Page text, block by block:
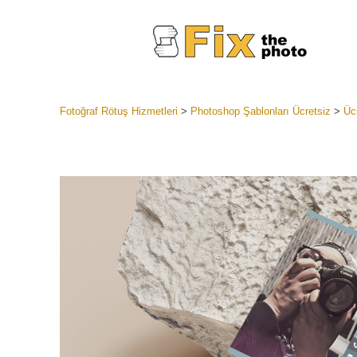
Düğün
En İyi
Mobil
Fotoğraf Rötuş Hizmetleri > Photoshop Şablonları Ücretsiz >